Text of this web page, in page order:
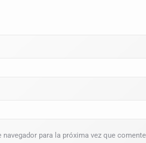
para la próxima vez que